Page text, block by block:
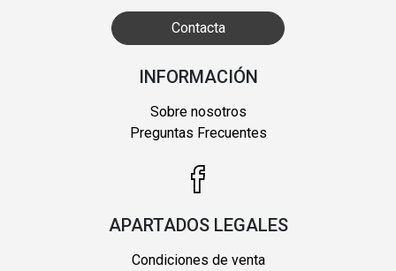
Contacta
INFORMACIÓN
Sobre nosotros
Preguntas Frecuentes
APARTADOS LEGALES
Condiciones de venta